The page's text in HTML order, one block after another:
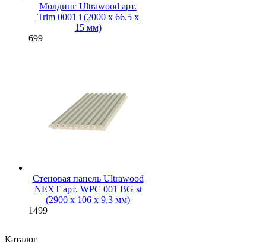
Молдинг Ultrawood арт.
Trim 0001 i (2000 х 66.5 х
15 мм)
699
Стеновая панель Ultrawood
NEXT арт. WPC 001 BG st
(2900 х 106 х 9,3 мм)
1499
Каталог